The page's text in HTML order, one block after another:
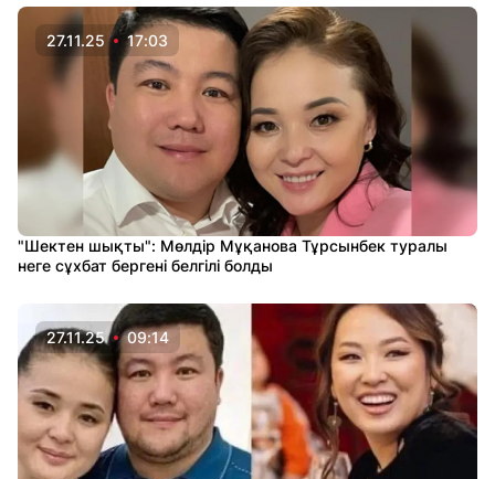
27.11.25 17:03
"Шектен шықты": Мөлдір Мұқанова Тұрсынбек туралы
неге сұхбат бергені белгілі болды
27.11.25 09:14